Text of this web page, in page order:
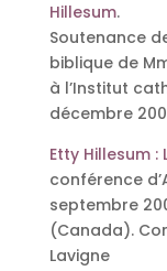
Hillesum.
Soutenance
biblique de
à l’Institut
décembre
Etty Hillesum :
conférence
septembre
(Canada).
Lavigne